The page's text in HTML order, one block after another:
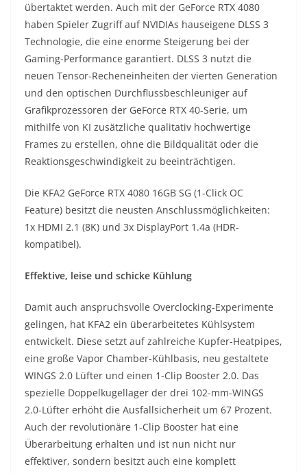
übertaktet werden. Auch mit der GeForce RTX 4080
haben Spieler Zugriff auf NVIDIAs hauseigene DLSS 3
Technologie, die eine enorme Steigerung bei der
Gaming-Performance garantiert. DLSS 3 nutzt die
neuen Tensor-Recheneinheiten der vierten Generation
und den optischen Durchflussbeschleuniger auf
Grafikprozessoren der GeForce RTX 40-Serie, um
mithilfe von KI zusätzliche qualitativ hochwertige
Frames zu erstellen, ohne die Bildqualität oder die
Reaktionsgeschwindigkeit zu beeinträchtigen.
Die KFA2 GeForce RTX 4080 16GB SG (1-Click OC
Feature) besitzt die neusten Anschlussmöglichkeiten:
1x HDMI 2.1 (8K) und 3x DisplayPort 1.4a (HDR-
kompatibel).
Effektive, leise und schicke Kühlung
Damit auch anspruchsvolle Overclocking-Experimente
gelingen, hat KFA2 ein überarbeitetes Kühlsystem
entwickelt. Diese setzt auf zahlreiche Kupfer-Heatpipes,
eine große Vapor Chamber-Kühlbasis, neu gestaltete
WINGS 2.0 Lüfter und einen 1-Clip Booster 2.0. Das
spezielle Doppelkugellager der drei 102-mm-WINGS
2.0-Lüfter erhöht die Ausfallsicherheit um 67 Prozent.
Auch der revolutionäre 1-Clip Booster hat eine
Überarbeitung erhalten und ist nun nicht nur
effektiver, sondern besitzt auch eine komplett